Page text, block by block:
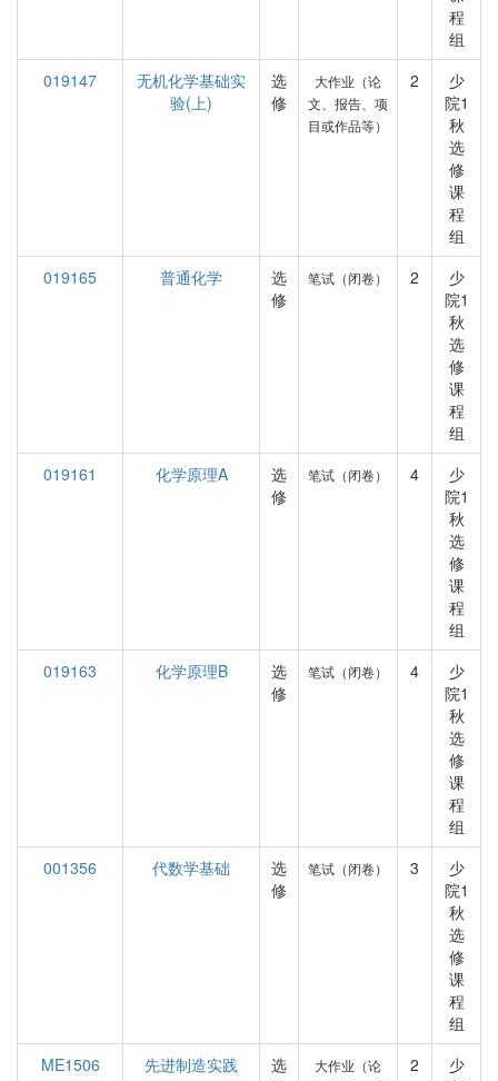
程
组
019147
无机化学基础实
验(上)
选
修
大作业（论
文、报告、项
目或作品等）
2
少
院1
秋
选
修
课
程
组
019165
普通化学
选
修
笔试（闭卷） 2
少
院1
秋
选
修
课
程
组
019161
化学原理A
选
修
笔试（闭卷） 4
少
院1
秋
选
修
课
程
组
019163
化学原理B
选
修
笔试（闭卷） 4
少
院1
秋
选
修
课
程
组
001356
代数学基础
选
修
笔试（闭卷） 3
少
院1
秋
选
修
课
程
组
ME1506
先进制造实践
选
大作业（论
2
少